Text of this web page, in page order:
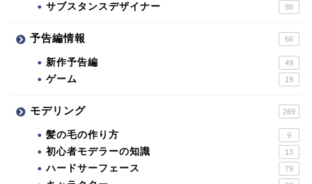
サブスタンスデザイナー 88
予告編情報 66
新作予告編 49
ゲーム 19
モデリング 269
髪の毛の作り方 9
初心者モデラーの知識 13
ハードサーフェース 79